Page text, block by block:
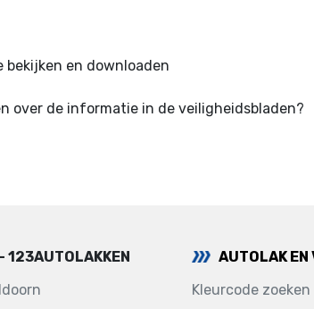
bekijken en downloaden
over de informatie in de veiligheidsbladen?
123AUTOLAKKEN
AUTOLAK EN
Kleurcode zoeken